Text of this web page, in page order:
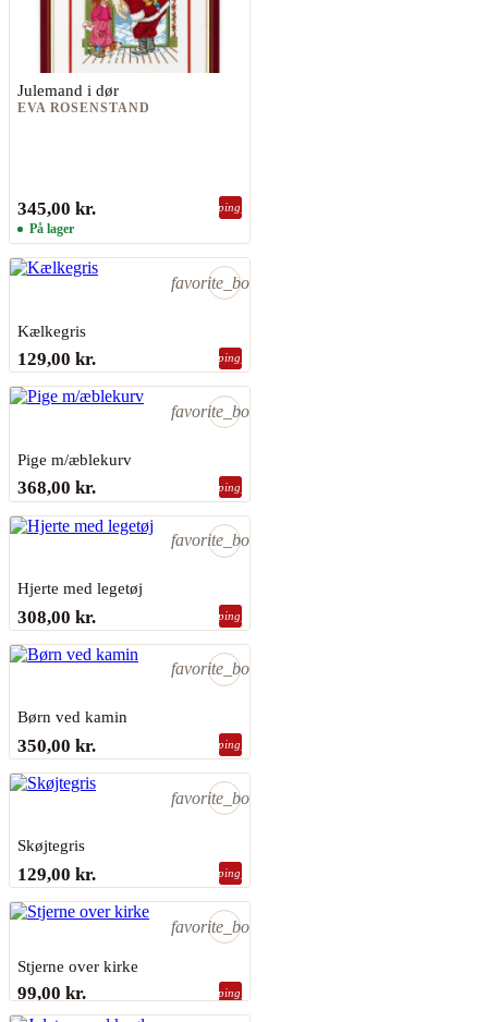
Julemand i dør
EVA ROSENSTAND
345,00 kr. shopping_bag
På lager
favorite_border
Kælkegris
PERMIN
129,00 kr. shopping_bag
favorite_border
Pige m/æblekurv
EVA ROSENSTAND
368,00 kr. shopping_bag
favorite_border
Hjerte med legetøj
308,00 kr. shopping_bag
favorite_border
Børn ved kamin
EVA ROSENSTAND
350,00 kr. shopping_bag
favorite_border
Skøjtegris
PERMIN
129,00 kr. shopping_bag
favorite_border
Stjerne over kirke
99,00 kr. shopping_bag
Sidste varer på lager